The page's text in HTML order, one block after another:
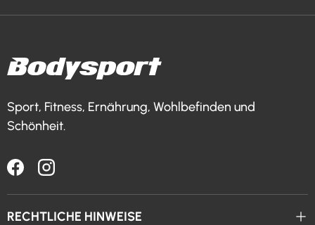
Sport, Fitness, Ernährung, Wohlbefinden und
Schönheit.
FacebookInstagram
RECHTLICHE HINWEISE